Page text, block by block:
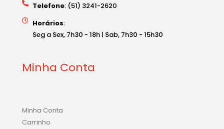
Telefone: (51) 3241-2620
Horários:
Seg a Sex, 7h30 - 18h | Sab, 7h30 - 15h30
Minha Conta
Minha Conta
Carrinho